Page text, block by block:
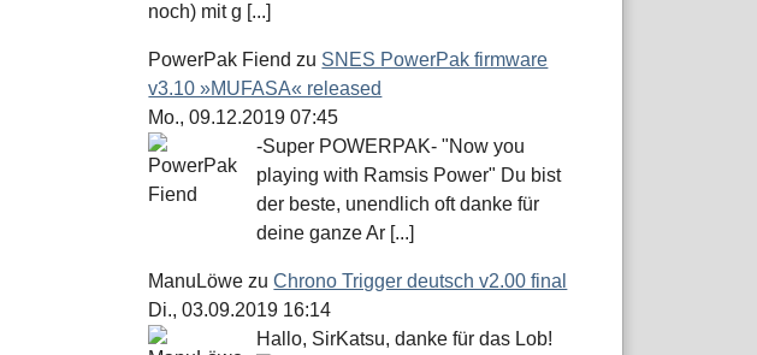
noch) mit g [...]
PowerPak Fiend zu SNES PowerPak firmware
v3.10 »MUFASA« released
Mo., 09.12.2019 07:45
-Super POWERPAK- "Now you
playing with Ramsis Power" Du bist
der beste, unendlich oft danke für
deine ganze Ar [...]
ManuLöwe zuChrono Trigger deutsch v2.00 final
Di., 03.09.2019 16:14
Hallo, SirKatsu, danke für das Lob!